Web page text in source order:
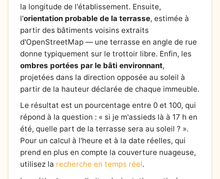
la longitude de l'établissement. Ensuite,
l'orientation probable de la terrasse, estimée à
partir des bâtiments voisins extraits
d'OpenStreetMap — une terrasse en angle de rue
donne typiquement sur le trottoir libre. Enfin, les
ombres portées par le bâti environnant,
projetées dans la direction opposée au soleil à
partir de la hauteur déclarée de chaque immeuble.
Le résultat est un pourcentage entre 0 et 100, qui
répond à la question : « si je m'assieds là à 17 h en
été, quelle part de la terrasse sera au soleil ? ».
Pour un calcul à l'heure et à la date réelles, qui
prend en plus en compte la couverture nuageuse,
utilisez la recherche en temps réel.